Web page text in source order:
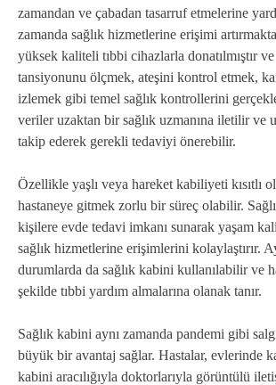
zamandan ve çabadan tasarruf etmelerine
zamanda sağlık hizmetlerine erişimi
yüksek kaliteli tıbbi cihazlarla donatılmıştır
tansiyonunu ölçmek, ateşini kontrol etmek, kan
izlemek gibi temel sağlık kontrollerini
veriler uzaktan bir sağlık uzmanına iletilir ve
takip ederek gerekli tedaviyi önerebilir.
Özellikle yaşlı veya hareket kabiliyeti kısıtlı
hastaneye gitmek zorlu bir süreç olabilir.
kişilere evde tedavi imkanı sunarak yaşam
sağlık hizmetlerine erişimlerini kolaylaştırır.
durumlarda da sağlık kabini kullanılabilir ve
şekilde tıbbi yardım almalarına olanak tanır.
Sağlık kabini aynı zamanda pandemi gibi
büyük bir avantaj sağlar. Hastalar, evlerinde
kabini aracılığıyla doktorlarıyla görüntülü